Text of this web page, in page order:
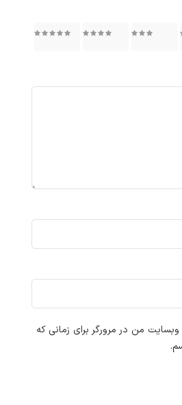
۳ از ۵ ۴ از ۵ ۵ از ۵
وبسایت من در مرورگر برای زمانی که